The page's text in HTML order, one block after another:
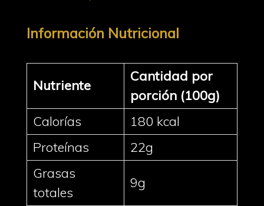
Información Nutricional
Nutriente
Cantidad por
porción (100g)
Calorías
180 kcal
Proteínas
22g
Grasas
totales
9g